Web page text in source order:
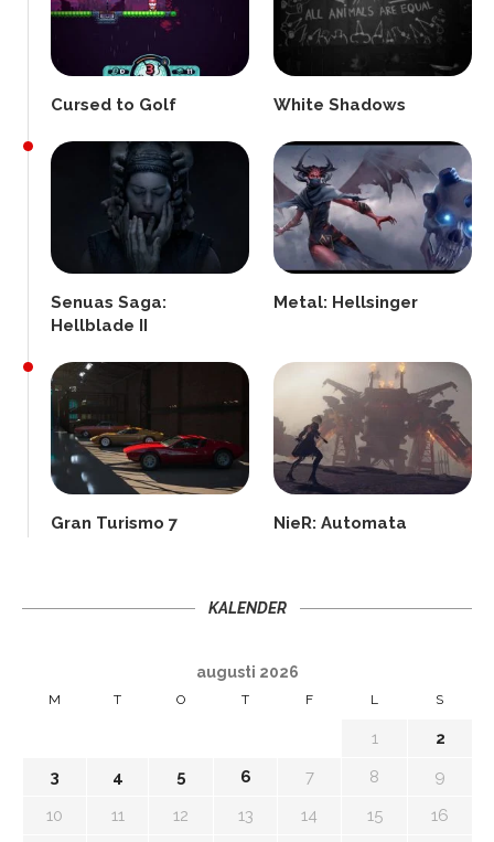
Cursed to Golf White Shadows
Senuas Saga:
Hellblade II
Metal: Hellsinger
Gran Turismo 7 NieR: Automata
KALENDER
augusti 2026
M T O T F L S
1
2
3
4 5 6 7 8
9
10
11 12 13 14 15
16